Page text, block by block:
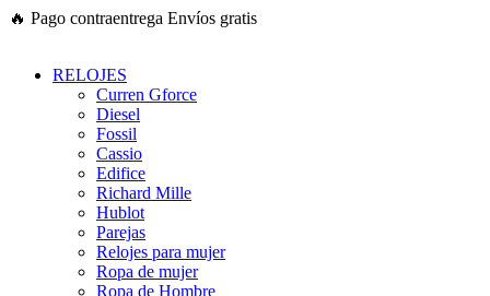
Ir
🔥 Pago contraentrega Envíos gratis
RELOJES
Curren Gforce
Diesel
Fossil
Cassio
Edifice
Richard Mille
Hublot
Parejas
Relojes para mujer
Ropa de mujer
Ropa de Hombre